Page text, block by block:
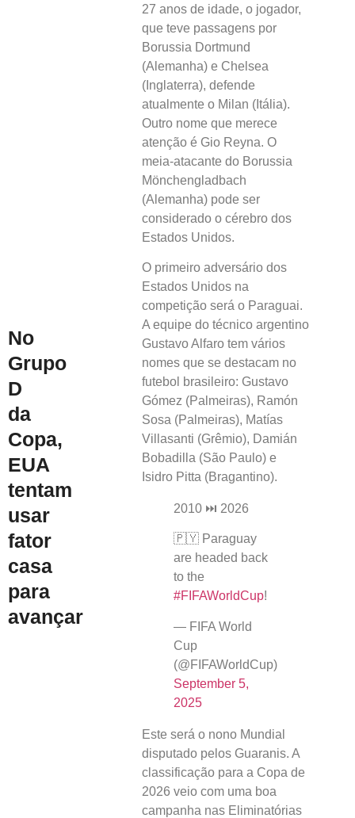
No
Grupo
D
da
Copa,
EUA
tentam
usar
fator
casa
para
avançar
27 anos de idade, o jogador,
que teve passagens por
Borussia Dortmund
(Alemanha) e Chelsea
(Inglaterra), defende
atualmente o Milan (Itália).
Outro nome que merece
atenção é Gio Reyna. O
meia-atacante do Borussia
Mönchengladbach
(Alemanha) pode ser
considerado o cérebro dos
Estados Unidos.
O primeiro adversário dos
Estados Unidos na
competição será o Paraguai.
A equipe do técnico argentino
Gustavo Alfaro tem vários
nomes que se destacam no
futebol brasileiro: Gustavo
Gómez (Palmeiras), Ramón
Sosa (Palmeiras), Matías
Villasanti (Grêmio), Damián
Bobadilla (São Paulo) e
Isidro Pitta (Bragantino).
2010 ⏭️ 2026
🇵🇾 Paraguay
are headed back
to the
#FIFAWorldCup!
— FIFA World
Cup
(@FIFAWorldCup)
September 5,
2025
Este será o nono Mundial
disputado pelos Guaranis. A
classificação para a Copa de
2026 veio com uma boa
campanha nas Eliminatórias